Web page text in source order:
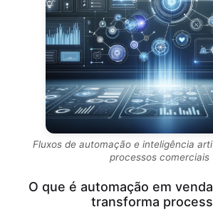
Fluxos de automação e inteligência
processos comerciais
O que é automação em
transforma